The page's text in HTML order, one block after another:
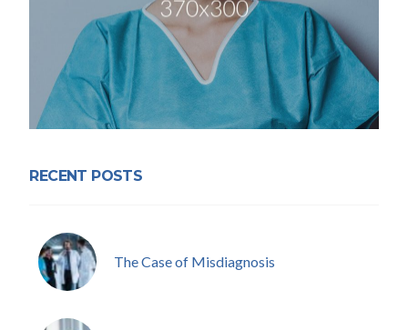
RECENT POSTS
The Case of Misdiagnosis